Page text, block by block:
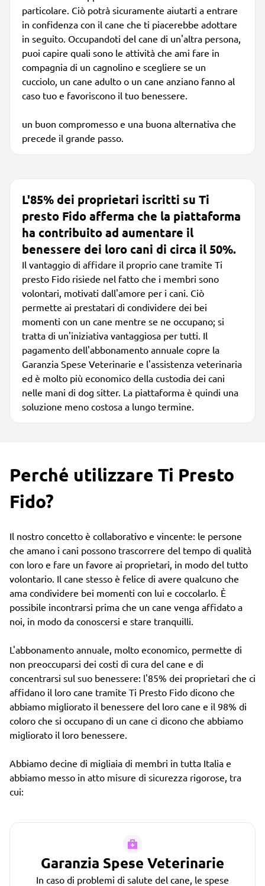
particolare. Ciò potrà sicuramente aiutarti a entrare
in confidenza con il cane che ti piacerebbe adottare
in seguito. Occupandoti del cane di un'altra persona,
puoi capire quali sono le attività che ami fare in
compagnia di un cagnolino e scegliere se un
cucciolo, un cane adulto o un cane anziano fanno al
caso tuo e favoriscono il tuo benessere.
un buon compromesso e una buona alternativa che
precede il grande passo.
L'85% dei proprietari iscritti su Ti
presto Fido afferma che la piattaforma
ha contribuito ad aumentare il
benessere dei loro cani di circa il 50%.
Il vantaggio di affidare il proprio cane tramite Ti
presto Fido risiede nel fatto che i membri sono
volontari, motivati dall'amore per i cani. Ciò
permette ai prestatari di condividere dei bei
momenti con un cane mentre se ne occupano; si
tratta di un'iniziativa vantaggiosa per tutti. Il
pagamento dell'abbonamento annuale copre la
Garanzia Spese Veterinarie e l'assistenza veterinaria
ed è molto più economico della custodia dei cani
nelle mani di dog sitter. La piattaforma è quindi una
soluzione meno costosa a lungo termine.
Perché utilizzare Ti Presto
Fido?
Il nostro concetto è collaborativo e vincente: le persone
che amano i cani possono trascorrere del tempo di qualità
con loro e fare un favore ai proprietari, in modo del tutto
volontario. Il cane stesso è felice di avere qualcuno che
ama condividere bei momenti con lui e coccolarlo. È
possibile incontrarsi prima che un cane venga affidato a
noi, in modo da conoscersi e stare tranquilli.
L'abbonamento annuale, molto economico, permette di
non preoccuparsi dei costi di cura del cane e di
concentrarsi sul suo benessere: l'85% dei proprietari che ci
affidano il loro cane tramite Ti Presto Fido dicono che
abbiamo migliorato il benessere del loro cane e il 98% di
coloro che si occupano di un cane ci dicono che abbiamo
migliorato il loro benessere.
Abbiamo decine di migliaia di membri in tutta Italia e
abbiamo messo in atto misure di sicurezza rigorose, tra
cui:
Garanzia Spese Veterinarie
In caso di problemi di salute del cane, le spese